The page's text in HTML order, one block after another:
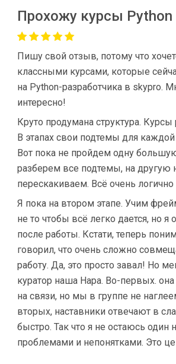
Прохожу курсы Python
Пишу свой отзыв, потому что
классными курсами, которые
на Python-разработчика в skypro.
интересно!
Круто продумана структура.
В этапах свои подтемы для
Вот пока не пройдем одну
разберем все подтемы, на другую
перескакиваем. Всё очень логично
Я пока на втором этапе. Учим
не то чтобы всё легко дается, но я
после работы. Кстати, теперь
говорил, что очень сложно
работу. Да, это просто завал! Но
куратор наша Нара. Во-первых. она
на связи, но мы в группе не
вторых, наставники отвечают в
быстро. Так что я не остаюсь один
проблемами и непонятками. Это